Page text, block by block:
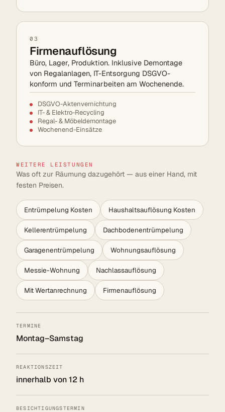
03
Firmenauflösung
Büro, Lager, Produktion. Inklusive Demontage
von Regalanlagen, IT-Entsorgung DSGVO-
konform und Terminarbeiten am Wochenende.
DSGVO-Aktenvernichtung
IT- & Elektro-Recycling
Regal- & Möbeldemontage
Wochenend-Einsätze
WEITERE LEISTUNGEN
Was oft zur Räumung dazugehört — aus einer Hand, mit
festen Preisen.
Entrümpelung Kosten Haushaltsauflösung Kosten
Kellerentrümpelung Dachbodenentrümpelung
Garagenentrümpelung Wohnungsauflösung
Messie-Wohnung Nachlassauflösung
Mit Wertanrechnung Firmenauflösung
TERMINE
Montag–Samstag
REAKTIONSZEIT
innerhalb von 12 h
BESICHTIGUNGSTERMIN